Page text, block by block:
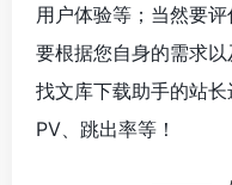
用户体验等；当然要
要根据您自身的需求
找文库下载助手的站长
PV、跳出率等！